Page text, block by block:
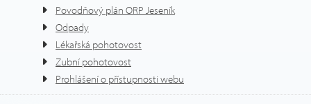
Povodňový plán ORP Jeseník
Odpady
Lékařská pohotovost
Zubní pohotovost
Prohlášení o přístupnosti webu